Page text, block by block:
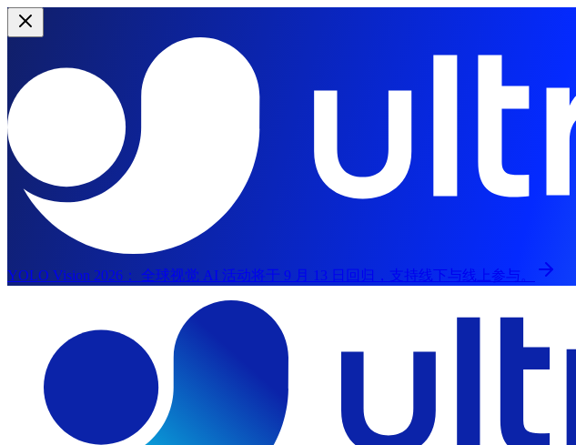
YOLO Vision 2026：
全球视觉 AI 活动将于 9 月 13 日回归，支持线下与线上参与。